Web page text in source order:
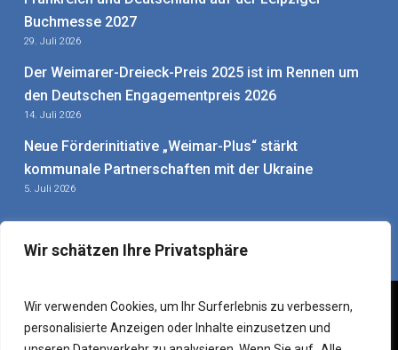
Wir schätzen Ihre Privatsphäre
Wir verwenden Cookies, um Ihr Surferlebnis zu verbessern,
personalisierte Anzeigen oder Inhalte einzusetzen und
Buchmesse 2027
29. Juli 2026
Der Weimarer-Dreieck-Preis 2025 ist im Rennen um
den Deutschen Engagementpreis 2026
14. Juli 2026
Neue Förderinitiative „Weimar-Plus“ stärkt
kommunale Partnerschaften mit der Ukraine
5. Juli 2026
Impressum| Datenschutzerklärung|Sitemap–Mitarbeiter-